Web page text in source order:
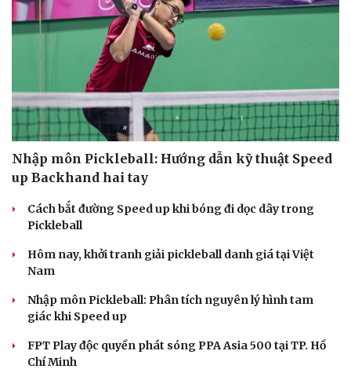
Nhập môn Pickleball: Hướng dẫn kỹ thuật Speed
up Backhand hai tay
Cách bắt đường Speed up khi bóng đi dọc dây trong
Pickleball
Hôm nay, khởi tranh giải pickleball danh giá tại Việt
Nam
Nhập môn Pickleball: Phân tích nguyên lý hình tam
giác khi Speed up
FPT Play độc quyền phát sóng PPA Asia 500 tại TP. Hồ
Chí Minh